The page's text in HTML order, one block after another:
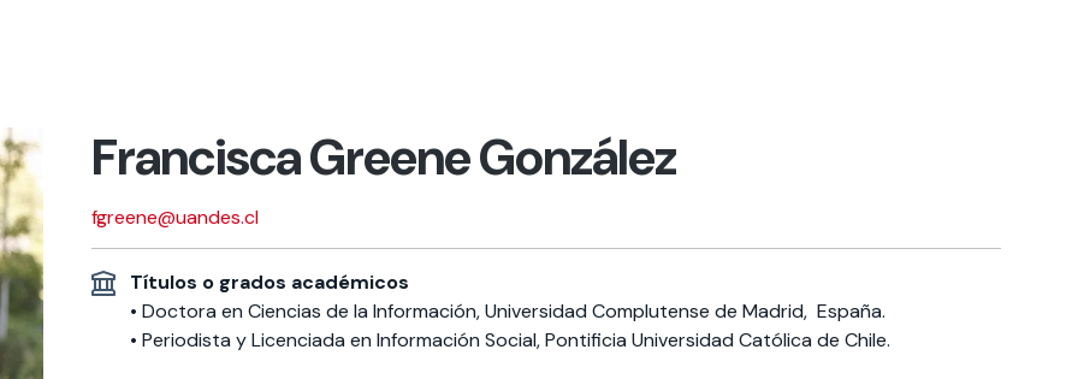
Francisca Greene González
fgreene@uandes.cl
Títulos o grados académicos
• Doctora en Ciencias de la Información, Universidad Complutense de Madrid, España.
• Periodista y Licenciada en Información Social, Pontificia Universidad Católica de Chile.